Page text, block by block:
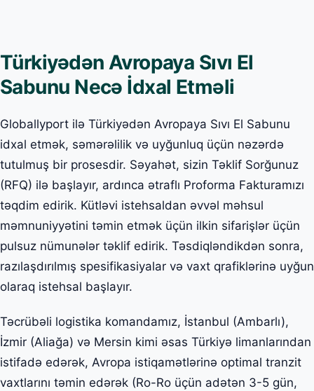
Türkiyədən Avropaya Sıvı El
Sabunu Necə İdxal Etməli
Globallyport ilə Türkiyədən Avropaya Sıvı El Sabunu
idxal etmək, səmərəlilik və uyğunluq üçün nəzərdə
tutulmuş bir prosesdir. Səyahət, sizin Təklif Sorğunuz
(RFQ) ilə başlayır, ardınca ətraflı Proforma Fakturamızı
təqdim edirik. Kütləvi istehsaldan əvvəl məhsul
məmnuniyyətini təmin etmək üçün ilkin sifarişlər üçün
pulsuz nümunələr təklif edirik. Təsdiqləndikdən sonra,
razılaşdırılmış spesifikasiyalar və vaxt qrafiklərinə uyğun
olaraq istehsal başlayır.
Təcrübəli logistika komandamız, İstanbul (Ambarlı),
İzmir (Aliağa) və Mersin kimi əsas Türkiyə limanlarından
istifadə edərək, Avropa istiqamətlərinə optimal tranzit
vaxtlarını təmin edərək (Ro-Ro üçün adətən 3-5 gün,